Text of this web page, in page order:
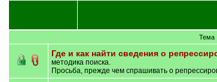
Тема
Где и как найти сведения о
методика поиска.
Просьба, прежде чем спрашивать о